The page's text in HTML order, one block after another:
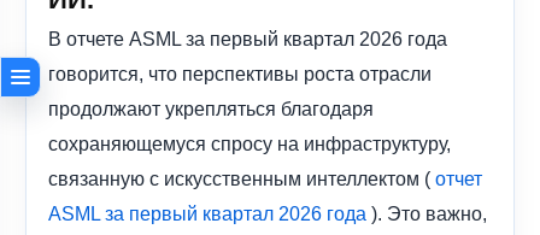
В отчете ASML за первый квартал 2026 года
говорится, что перспективы роста отрасли
продолжают укрепляться благодаря
сохраняющемуся спросу на инфраструктуру,
связанную с искусственным интеллектом ( отчет
ASML за первый квартал 2026 года ). Это важно,